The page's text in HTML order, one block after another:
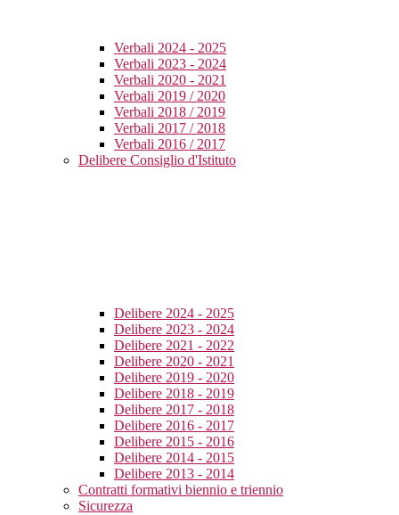
Verbali 2024 - 2025
Verbali 2023 - 2024
Verbali 2020 - 2021
Verbali 2019 / 2020
Verbali 2018 / 2019
Verbali 2017 / 2018
Verbali 2016 / 2017
Delibere Consiglio d'Istituto
Delibere 2024 - 2025
Delibere 2023 - 2024
Delibere 2021 - 2022
Delibere 2020 - 2021
Delibere 2019 - 2020
Delibere 2018 - 2019
Delibere 2017 - 2018
Delibere 2016 - 2017
Delibere 2015 - 2016
Delibere 2014 - 2015
Delibere 2013 - 2014
Contratti formativi biennio e triennio
Sicurezza